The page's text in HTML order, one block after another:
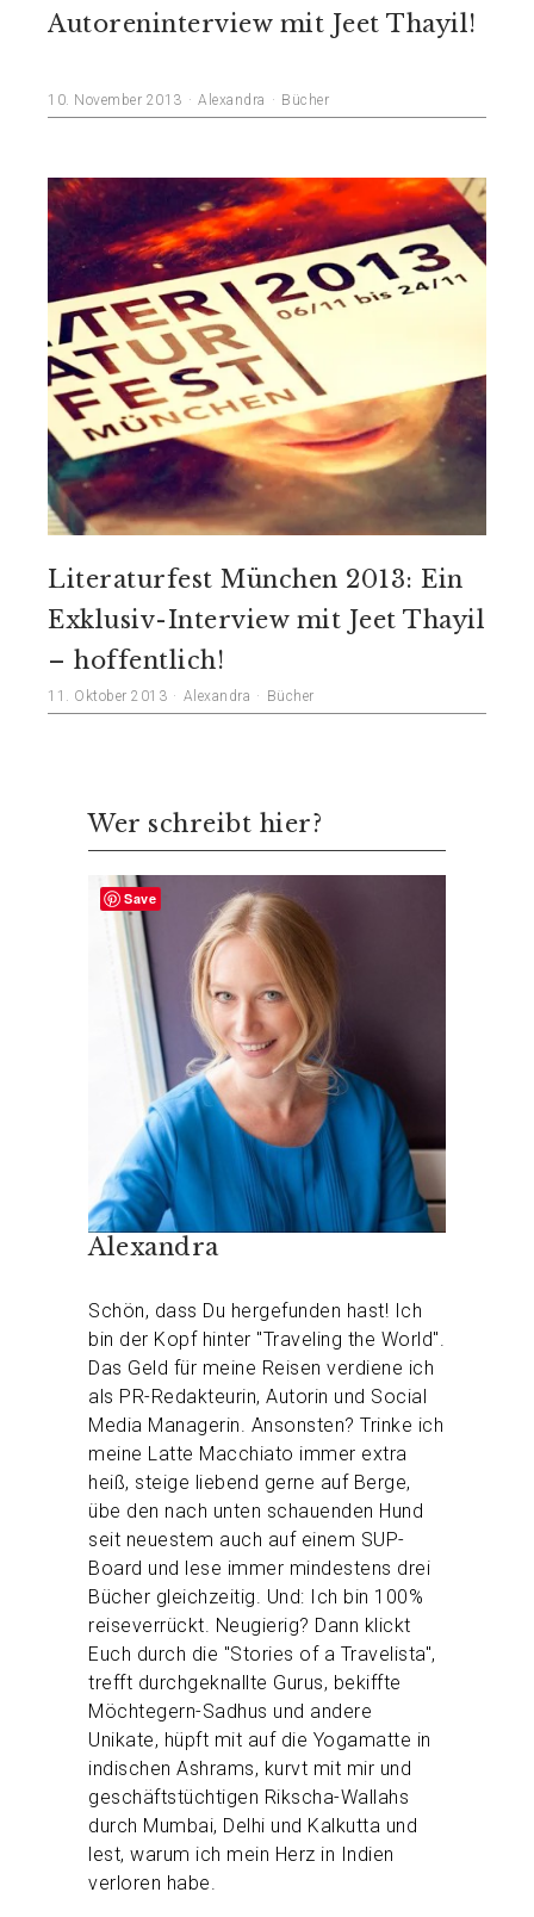
Autoreninterview mit Jeet Thayil!
10. November 2013 Alexandra Bücher
Literaturfest München 2013: Ein
Exklusiv-Interview mit Jeet Thayil
– hoffentlich!
11. Oktober 2013 Alexandra Bücher
Wer schreibt hier?
Alexandra
Schön, dass Du hergefunden hast! Ich
bin der Kopf hinter "Traveling the World".
Das Geld für meine Reisen verdiene ich
als PR-Redakteurin, Autorin und Social
Media Managerin. Ansonsten? Trinke ich
meine Latte Macchiato immer extra
heiß, steige liebend gerne auf Berge,
übe den nach unten schauenden Hund
seit neuestem auch auf einem SUP-
Board und lese immer mindestens drei
Bücher gleichzeitig. Und: Ich bin 100%
reiseverrückt. Neugierig? Dann klickt
Euch durch die "Stories of a Travelista",
trefft durchgeknallte Gurus, bekiffte
Möchtegern-Sadhus und andere
Unikate, hüpft mit auf die Yogamatte in
indischen Ashrams, kurvt mit mir und
geschäftstüchtigen Rikscha-Wallahs
durch Mumbai, Delhi und Kalkutta und
lest, warum ich mein Herz in Indien
verloren habe.
Save